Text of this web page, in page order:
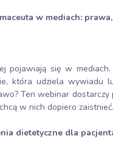
w mediach:
pojawiają się w
która udziela wywiadu
Ten webinar
w nich dopiero zaistnieć.
dietetyczne dla